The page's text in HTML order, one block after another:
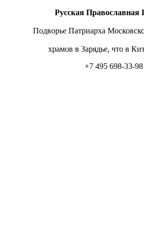
Русская Православная
Подворье Патриарха
храмов в Зарядье, что в
+7 495 698-33-98